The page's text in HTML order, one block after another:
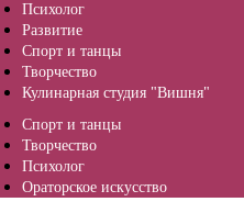
Психолог
Развитие
Спорт и танцы
Творчество
Кулинарная студия "Вишня"
Спорт и танцы
Творчество
Психолог
Ораторское искусство